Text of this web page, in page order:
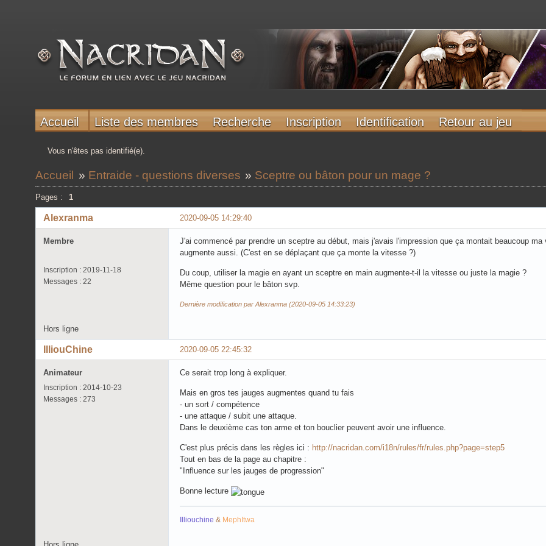
Accueil Liste des membres Recherche Inscription Identification Retour au jeu
Vous n'êtes pas identifié(e).
Accueil » Entraide - questions diverses » Sceptre ou bâton pour un mage ?
Pages : 1
2020-09-05 14:29:40
Alexranma
Membre
Inscription : 2019-11-18
Messages : 22
J'ai commencé par prendre un sceptre au début, mais j'avais l'impression que ça montait beaucoup
augmente aussi. (C'est en se déplaçant que ça monte la vitesse ?)
Du coup, utiliser la magie en ayant un sceptre en main augmente-t-il la vitesse ou juste la magie ?
Même question pour le bâton svp.
Dernière modification par Alexranma (2020-09-05 14:33:23)
Hors ligne
2020-09-05 22:45:32
IlliouChine
Animateur
Inscription : 2014-10-23
Messages : 273
Ce serait trop long à expliquer.
Mais en gros tes jauges augmentes quand tu fais
- un sort / compétence
- une attaque / subit une attaque.
Dans le deuxième cas ton arme et ton bouclier peuvent avoir une influence.
C'est plus précis dans les règles ici : http://nacridan.com/i18n/rules/fr/rules.php?page=step5
Tout en bas de la page au chapitre :
"Influence sur les jauges de progression"
Bonne lecture
Illiouchine & MephItwa